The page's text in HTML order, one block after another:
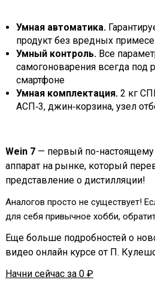
Умная автоматика.
продукт без вредных
Умный контроль. Все
самогоноварения всегда под
смартфоне
Умная комплектация. 2 кг
АСП‑3, джин‑корзина, узел
Wein 7 — первый по-
аппарат на рынке, который
представление о дистилляции!
Аналогов просто не существует!
для себя привычное хобби,
Еще больше подробностей о
видео онлайн курсе от П.
Начни сейчас за 0 ₽